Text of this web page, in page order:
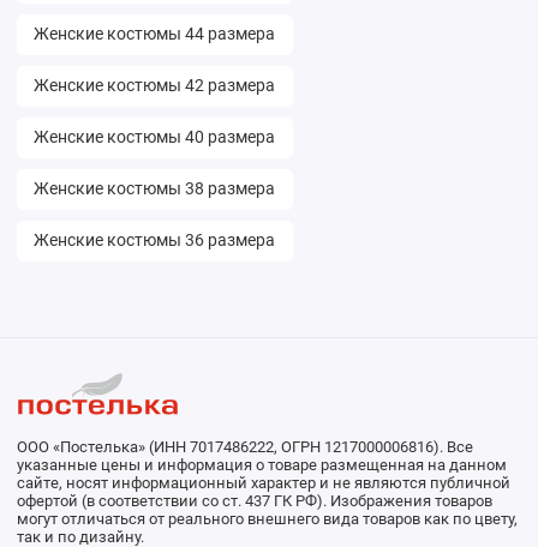
Женские костюмы 44 размера
Женские костюмы 42 размера
Женские костюмы 40 размера
Женские костюмы 38 размера
Женские костюмы 36 размера
ООО «Постелька» (ИНН 7017486222, ОГРН 1217000006816). Все
указанные цены и информация о товаре размещенная на данном
сайте, носят информационный характер и не являются публичной
офертой (в соответствии со ст. 437 ГК РФ). Изображения товаров
могут отличаться от реального внешнего вида товаров как по цвету,
так и по дизайну.